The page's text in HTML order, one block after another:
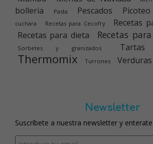
bolleria
Pasta Pescados Picoteo
cuchara
Recetas para Cecofry
Recetas
Recetas para dieta
Recetas
Sorbetes y granizados
Tartas
Thermomix Turrones Verduras
Newsletter
Suscríbete a nuestra newsletter y